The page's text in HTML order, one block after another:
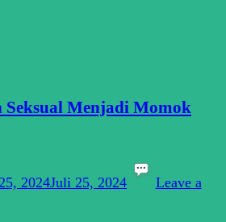
Seksual Menjadi Momok
2024Juli 25, 2024
Leave a